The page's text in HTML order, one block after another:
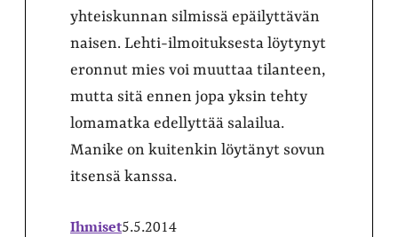
yhteiskunnan silmissä epäilyttävän
naisen. Lehti-ilmoituksesta löytynyt
eronnut mies voi muuttaa tilanteen,
mutta sitä ennen jopa yksin tehty
lomamatka edellyttää salailua.
Manike on kuitenkin löytänyt sovun
itsensä kanssa.
Ihmiset5.5.2014